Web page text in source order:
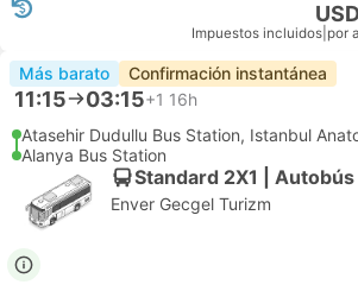
Impuestos incluidos por
Más barato Confirmación instantánea
11:15 03:15+1 16h
Atasehir Dudullu Bus Station, Istanbul
Alanya Bus Station
Standard 2X1 | Autobús
Enver Gecgel Turizm